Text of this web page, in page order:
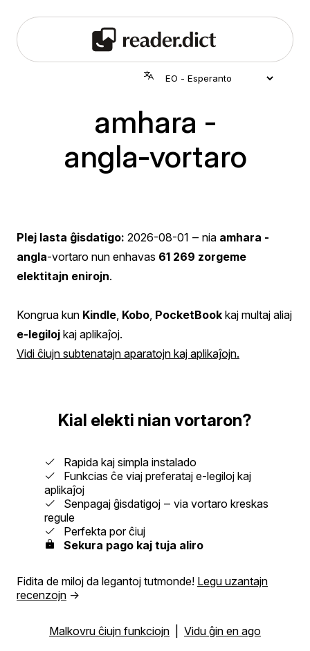
amhara -
angla‑vortaro
Plej lasta ĝisdatigo: 2026-08-01 ‒ nia amhara -
angla-vortaro nun enhavas 61 269 zorgeme
elektitajn enirojn.
Kongrua kun Kindle Kobo PocketBook kaj multaj aliaj
e‑legiloj kaj aplikaĵoj.
Vidi ĉiujn subtenatajn aparatojn kaj aplikaĵojn.
Kial elekti nian vortaron?
Rapida kaj simpla instalado
Funkcias ĉe viaj preferataj e‑legiloj kaj
aplikaĵoj
Senpagaj ĝisdatigoj ‒ via vortaro kreskas
regule
Perfekta por ĉiuj
Sekura pago kaj tuja aliro
Fidita de miloj da legantoj tutmonde! Legu uzantajn
recenzojn →
Malkovru ĉiujn funkciojn Vidu ĝin en ago